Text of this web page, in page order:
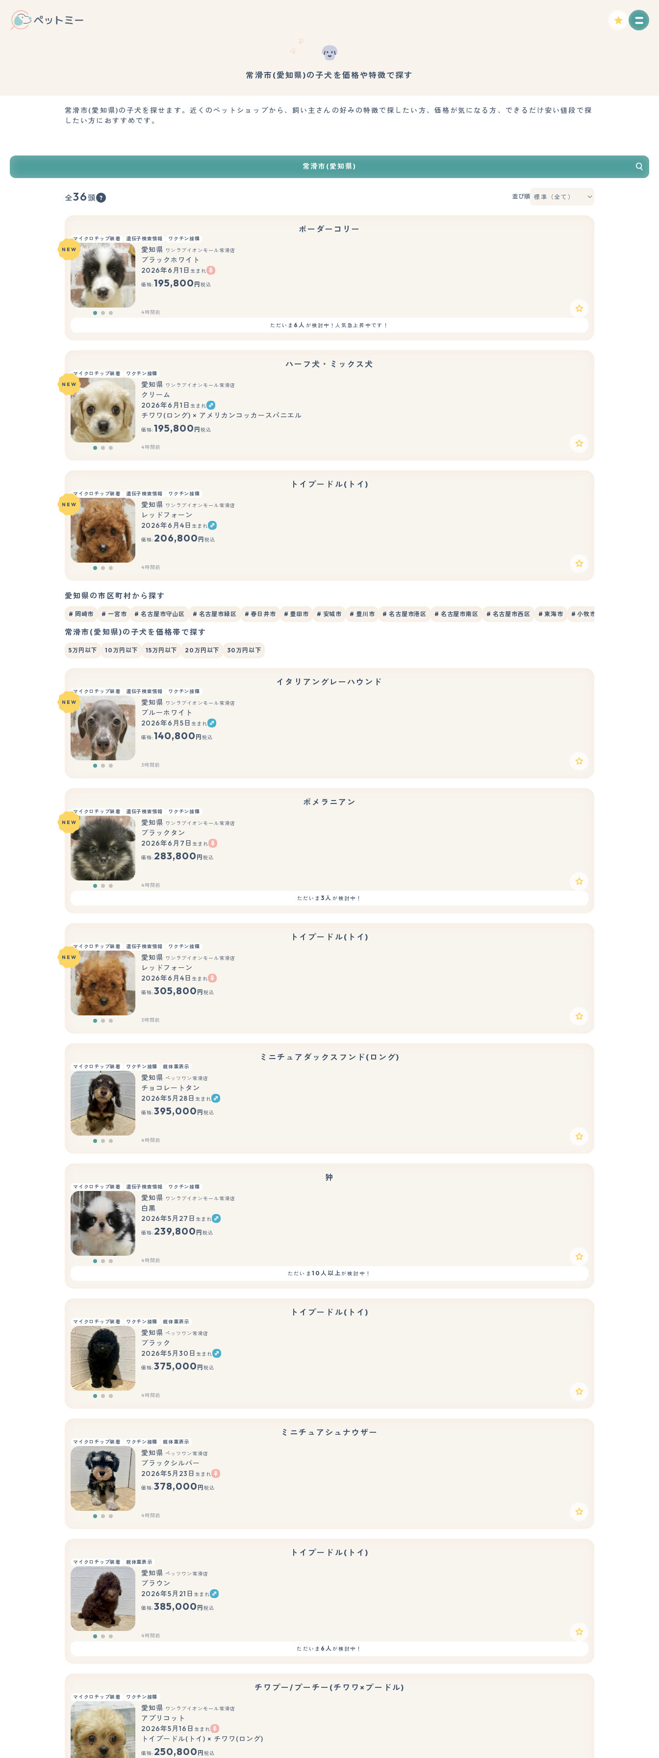
常滑市(愛知県)の子犬を価格や特徴で探す
常滑市(愛知県)の子犬を探せます。近くのペットショップから、飼い主さんの好みの特徴で探したい方、価格が気になる方、できるだけ安い値段で探
したい方におすすめです。
常滑市(愛知県)
全36 頭 並び順
ボーダーコリー
マイクロチップ装着 遺伝子検査情報 ワクチン接種
もっと見る
NEW 愛知県 ワンラブイオンモール常滑店
ブラックホワイト
2026年6月1日 生まれ
価格:195,800 円 税込
4時間前
ただいま 6人 が検討中！人気急上昇中です！
ハーフ犬・ミックス犬
マイクロチップ装着 ワクチン接種
もっと見る
NEW 愛知県 ワンラブイオンモール常滑店
クリーム
2026年6月1日 生まれ
チワワ(ロング) × アメリカンコッカースパニエル
価格:195,800 円 税込
4時間前
トイプードル(トイ)
マイクロチップ装着 遺伝子検査情報 ワクチン接種
もっと見る
NEW 愛知県 ワンラブイオンモール常滑店
レッドフォーン
2026年6月4日 生まれ
価格: 206,800 円 税込
4時間前
愛知県の市区町村から探す
# 岡崎市 # 一宮市 # 名古屋市守山区 # 名古屋市緑区 # 春日井市 # 豊田市 # 安城市 # 豊川市 # 名古屋市港区 # 名古屋市南区 # 名古屋市西区 # 東海市 # 小牧市
常滑市(愛知県)の子犬を価格帯で探す
5万円以下 10万円以下 15万円以下 20万円以下 30万円以下
イタリアングレーハウンド
マイクロチップ装着 遺伝子検査情報 ワクチン接種
もっと見る
NEW 愛知県 ワンラブイオンモール常滑店
ブルーホワイト
2026年6月5日 生まれ
価格:140,800 円 税込
3時間前
ポメラニアン
マイクロチップ装着 遺伝子検査情報 ワクチン接種
もっと見る
NEW 愛知県 ワンラブイオンモール常滑店
ブラックタン
2026年6月7日 生まれ
価格: 283,800 円 税込
4時間前
ただいま3人 が検討中！
トイプードル(トイ)
マイクロチップ装着 遺伝子検査情報 ワクチン接種
もっと見る
NEW 愛知県 ワンラブイオンモール常滑店
レッドフォーン
2026年6月4日 生まれ
価格:305,800 円 税込
3時間前
ミニチュアダックスフンド(ロング)
マイクロチップ装着 ワクチン接種 親体重表示
もっと見る
愛知県 ペッツワン常滑店
チョコレートタン
2026年5月28日 生まれ
価格:395,000 円 税込
4時間前
狆
マイクロチップ装着 遺伝子検査情報 ワクチン接種
もっと見る
愛知県 ワンラブイオンモール常滑店
白黒
2026年5月27日 生まれ
価格: 239,800 円 税込
4時間前
ただいま 10人以上が検討中！
トイプードル(トイ)
マイクロチップ装着 ワクチン接種 親体重表示
もっと見る
愛知県 ペッツワン常滑店
ブラック
2026年5月30日 生まれ
価格:375,000 円 税込
4時間前
ミニチュアシュナウザー
マイクロチップ装着 ワクチン接種 親体重表示
もっと見る
愛知県 ペッツワン常滑店
ブラックシルバー
2026年5月23日 生まれ
価格:378,000 円 税込
4時間前
トイプードル(トイ)
マイクロチップ装着 親体重表示
もっと見る
愛知県 ペッツワン常滑店
ブラウン
2026年5月21日 生まれ
価格:385,000 円 税込
4時間前
ただいま 6人が検討中！
チワプー/プーチー(チワワ×プードル)
マイクロチップ装着 ワクチン接種
もっと見る
愛知県 ワンラブイオンモール常滑店
アプリコット
2026年5月16日 生まれ
トイプードル(トイ) × チワワ(ロング)
価格: 250,800 円 税込